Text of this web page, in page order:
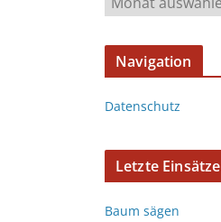
Navigation
Datenschutz
Letzte Einsätze
Baum sägen